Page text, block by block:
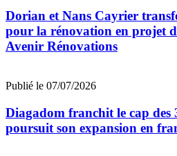
Dorian et Nans Cayrier
pour la rénovation en projet
Avenir Rénovations
Publié le 07/07/2026
Diagadom franchit le cap des
poursuit son expansion en